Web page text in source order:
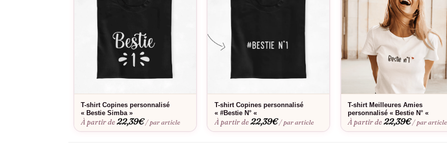
T-shirt Copines personnalisé
« Bestie Simba »
À partir de22,39€ / par article
T-shirt Copines personnalisé
« #Bestie N° «
À partir de22,39€ / par article
T-shirt Meilleures Amies
personnalisé « Bestie N° «
À partir de22,39€ / par article